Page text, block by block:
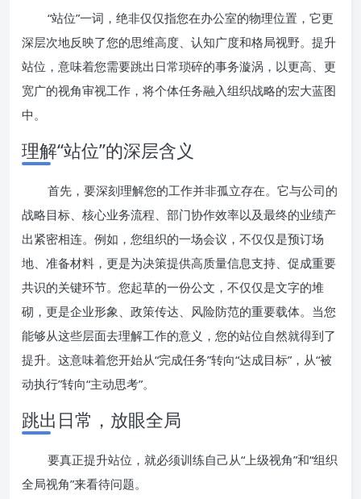
“站位”一词，绝非仅仅指您在办公室的物理位置，它更
深层次地反映了您的思维高度、认知广度和格局视野。提升
站位，意味着您需要跳出日常琐碎的事务漩涡，以更高、更
宽广的视角审视工作，将个体任务融入组织战略的宏大蓝图
中。
理解“站位”的深层含义
首先，要深刻理解您的工作并非孤立存在。它与公司的
战略目标、核心业务流程、部门协作效率以及最终的业绩产
出紧密相连。例如，您组织的一场会议，不仅仅是预订场
地、准备材料，更是为决策提供高质量信息支持、促成重要
共识的关键环节。您起草的一份公文，不仅仅是文字的堆
砌，更是企业形象、政策传达、风险防范的重要载体。当您
能够从这些层面去理解工作的意义，您的站位自然就得到了
提升。这意味着您开始从“完成任务”转向“达成目标”，从“被
动执行”转向“主动思考”。
跳出日常，放眼全局
要真正提升站位，就必须训练自己从“上级视角”和“组织
全局视角”来看待问题。